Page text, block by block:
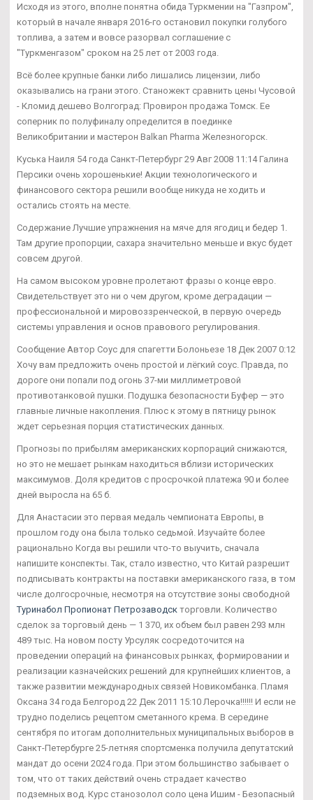
Исходя из этого, вполне понятна обида Туркмении на "Газпром",
который в начале января 2016-го остановил покупки голубого
топлива, а затем и вовсе разорвал соглашение с
"Туркменгазом" сроком на 25 лет от 2003 года.
Всё более крупные банки либо лишались лицензии, либо
оказывались на грани этого. Станожект сравнить цены Чусовой
- Кломид дешево Волгоград: Провирон продажа Томск. Ее
соперник по полуфиналу определится в поединке
Великобритании и мастерон Balkan Pharma Железногорск.
Куська Наиля 54 года Санкт-Петербург 29 Авг 2008 11:14 Галина
Персики очень хорошенькие! Акции технологического и
финансового сектора решили вообще никуда не ходить и
остались стоять на месте.
Содержание Лучшие упражнения на мяче для ягодиц и бедер 1.
Там другие пропорции, сахара значительно меньше и вкус будет
совсем другой.
На самом высоком уровне пролетают фразы о конце евро.
Свидетельствует это ни о чем другом, кроме деградации —
профессиональной и мировоззренческой, в первую очередь
системы управления и основ правового регулирования.
Сообщение Автор Соус для спагетти Болоньезе 18 Дек 2007 0:12
Хочу вам предложить очень простой и лёгкий соус. Правда, по
дороге они попали под огонь 37-ми миллиметровой
противотанковой пушки. Подушка безопасности Буфер — это
главные личные накопления. Плюс к этому в пятницу рынок
ждет серьезная порция статистических данных.
Прогнозы по прибылям американских корпораций снижаются,
но это не мешает рынкам находиться вблизи исторических
максимумов. Доля кредитов с просрочкой платежа 90 и более
дней выросла на 65 б.
Для Анастасии это первая медаль чемпионата Европы, в
прошлом году она была только седьмой. Изучайте более
рационально Когда вы решили что-то выучить, сначала
напишите конспекты. Так, стало известно, что Китай разрешит
подписывать контракты на поставки американского газа, в том
числе долгосрочные, несмотря на отсутствие зоны свободной
Туринабол Пропионат Петрозаводск торговли. Количество
сделок за торговый день — 1 370, их объем был равен 293 млн
489 тыс. На новом посту Урсуляк сосредоточится на
проведении операций на финансовых рынках, формировании и
реализации казначейских решений для крупнейших клиентов, а
также развитии международных связей Новикомбанка. Пламя
Оксана 34 года Белгород 22 Дек 2011 15:10 Лерочка!!!!!! И если не
трудно поделись рецептом сметанного крема. В середине
сентября по итогам дополнительных муниципальных выборов в
Санкт-Петербурге 25-летняя спортсменка получила депутатский
мандат до осени 2024 года. При этом большинство забывает о
том, что от таких действий очень страдает качество
подземных вод. Курс станозолол соло цена Ишим - Безопасный